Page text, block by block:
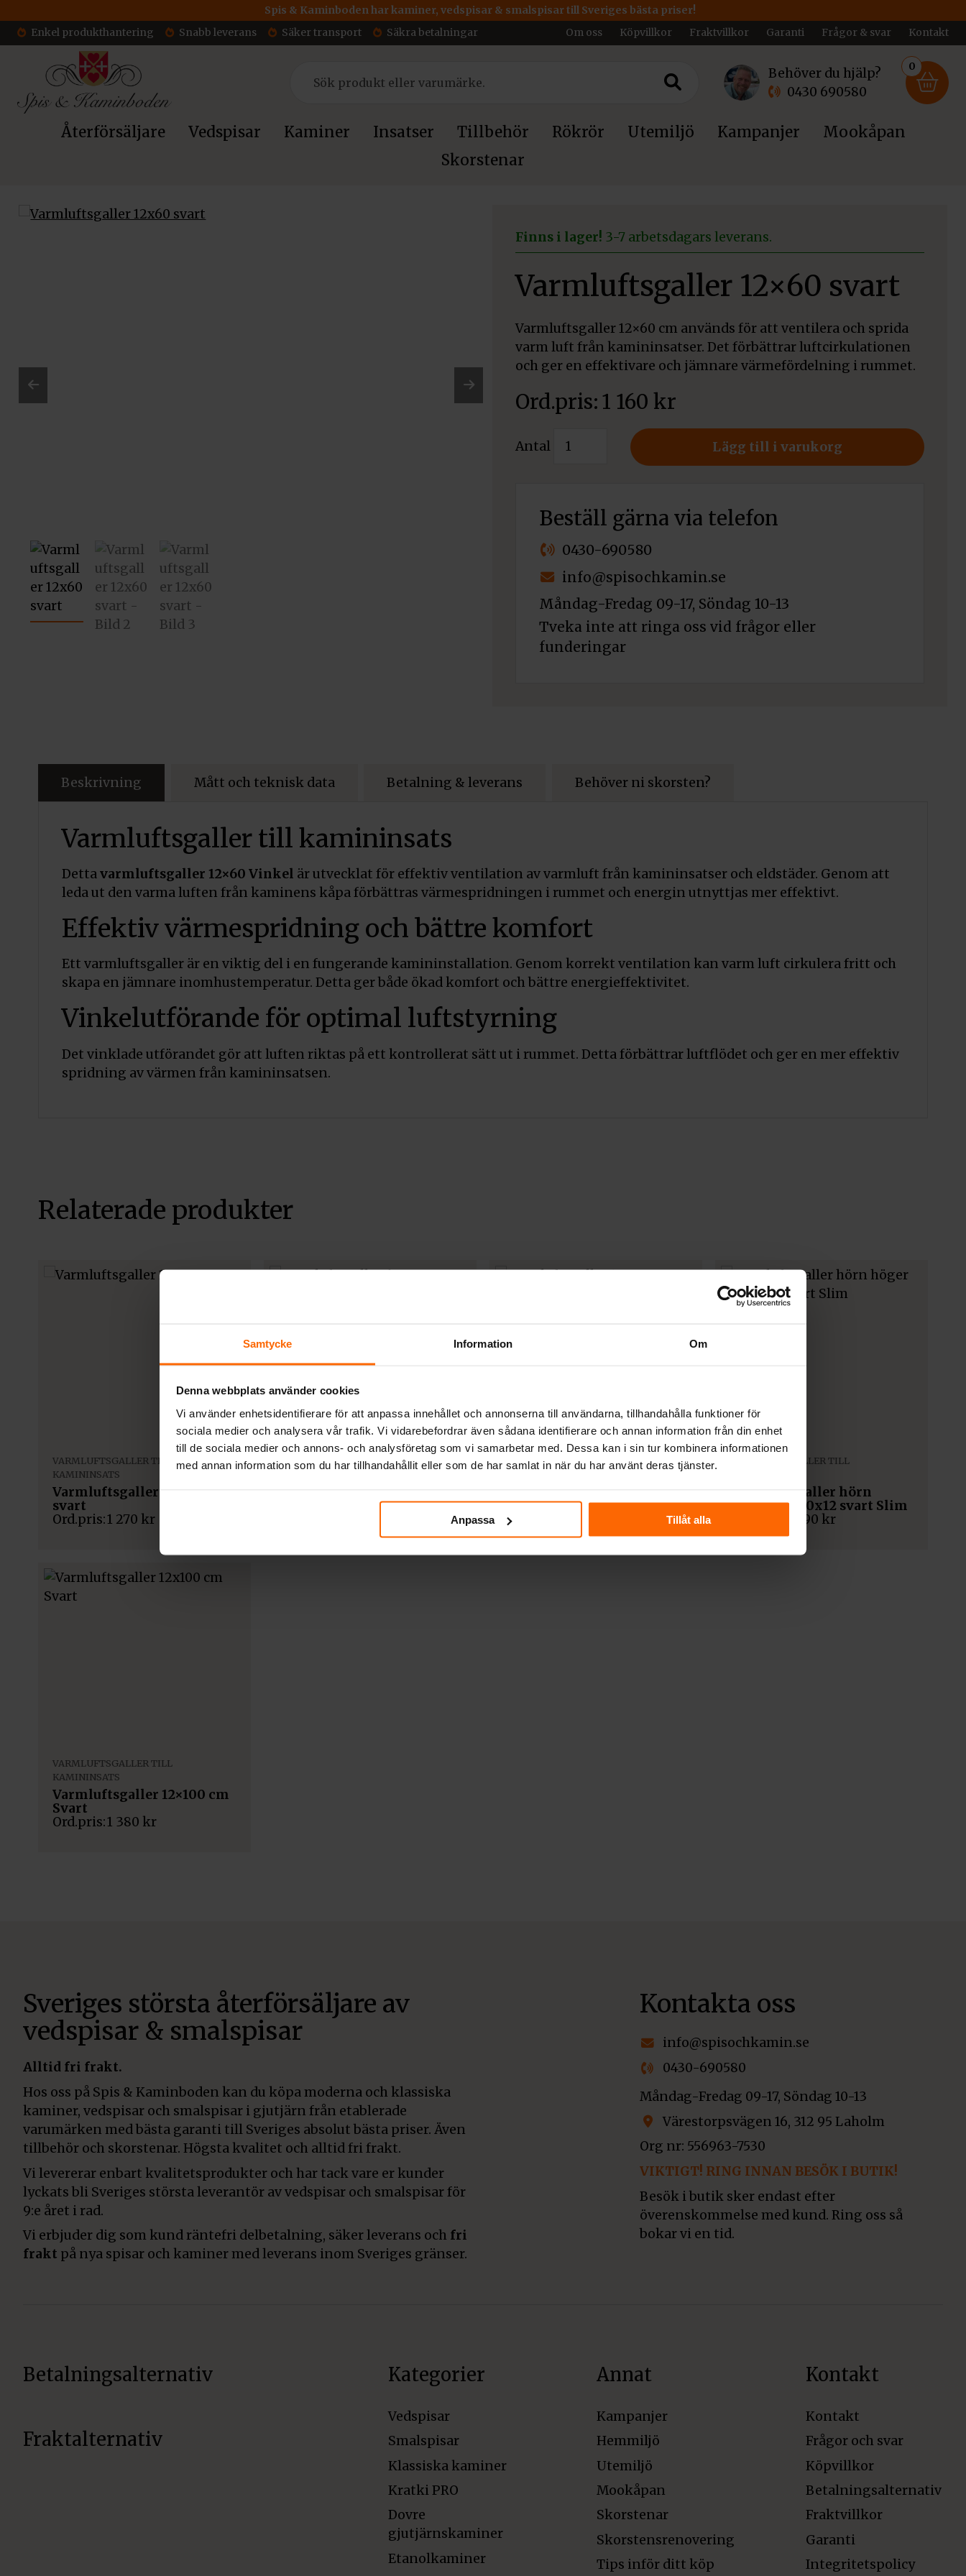
Samtycke Information Om
Denna webbplats använder cookies
Vi använder enhetsidentifierare för att anpassa innehållet och annonserna till användarna, tillhandahålla funktioner för
sociala medier och analysera vår trafik. Vi vidarebefordrar även sådana identifierare och annan information från din enhet
till de sociala medier och annons- och analysföretag som vi samarbetar med. Dessa kan i sin tur kombinera informationen
med annan information som du har tillhandahållit eller som de har samlat in när du har använt deras tjänster.
Anpassa Tillåt alla
Spis & Kaminboden har kaminer, vedspisar & smalspisar till Sveriges bästa priser!
Enkel produkthantering
Snabb leverans Säker transport Säkra betalningar Om oss Köpvillkor Fraktvillkor Garanti Frågor & svar Kontakt
Behöver du hjälp?
0430 690580
0
Återförsäljare Vedspisar Kaminer Insatser Tillbehör Rökrör Utemiljö Kampanjer
Mookåpan
Skorstenar
Finns i lager! 3-7 arbetsdagars leverans.
Varmluftsgaller 12×60 svart
Varmluftsgaller 12×60 cm används för att ventilera och sprida
varm luft från kamininsatser. Det förbättrar luftcirkulationen
och ger en effektivare och jämnare värmefördelning i rummet.
1 160 kr
Antal
Varmluftsgaller
12x60
Lägg till i varukorg
Beställ gärna via telefon
0430-690580
info@spisochkamin.se
Måndag-Fredag 09-17, Söndag 10-13
Tveka inte att ringa oss vid frågor eller
funderingar
Beskrivning Mått och teknisk data Betalning & leverans Behöver ni skorsten?
Varmluftsgaller till kamininsats
Dettavarmluftsgaller 12×60 Vinkel är utvecklat för effektiv ventilation av varmluft från kamininsatser och eldstäder. Genom att
leda ut den varma luften från kaminens kåpa förbättras värmespridningen i rummet och energin utnyttjas mer effektivt.
Effektiv värmespridning och bättre komfort
Ett varmluftsgaller är en viktig del i en fungerande kamininstallation. Genom korrekt ventilation kan varm luft cirkulera fritt och
skapa en jämnare inomhustemperatur. Detta ger både ökad komfort och bättre energieffektivitet.
Vinkelutförande för optimal luftstyrning
Det vinklade utförandet gör att luften riktas på ett kontrollerat sätt ut i rummet. Detta förbättrar luftflödet och ger en mer effektiv
spridning av värmen från kamininsatsen.
Relaterade produkter
VARMLUFTSGALLER TILL
KAMININSATS
Varmluftsgaller 12×80
svart
1 270 kr
VARMLUFTSGALLER TILL
Varmluftsgaller 6×20 cm
VARMLUFTSGALLER TILL
Svart Slim
1 020
VARMLUFTSGALLER TILL
Varmluftsgaller hörn
höger 40x60x12 svart Slim
2 290 kr
VARMLUFTSGALLER TILL
KAMININSATS
Varmluftsgaller 12×100 cm
Svart
1 380 kr
Sveriges största återförsäljare av
vedspisar & smalspisar
Alltid fri frakt.
Hos oss på Spis & Kaminboden kan du köpa moderna och klassiska
kaminer, vedspisar och smalspisar i gjutjärn från etablerade
varumärken med bästa garanti till Sveriges absolut bästa priser. Även
tillbehör och skorstenar. Högsta kvalitet och alltid fri frakt.
Vi levererar enbart kvalitetsprodukter och har tack vare er kunder
lyckats bli Sveriges största leverantör av vedspisar och smalspisar för
9:e året i rad.
Vi erbjuder dig som kund räntefri delbetalning, säker leverans och fri
frakt på nya spisar och kaminer med leverans inom Sveriges gränser.
Kontakta oss
info@spisochkamin.se
0430-690580
Måndag-Fredag 09-17, Söndag 10-13
Värestorpsvägen 16, 312 95 Laholm
Org nr: 556963-7530
VIKTIGT! RING INNAN BESÖK I BUTIK!
Besök i butik sker endast efter
överenskommelse med kund. Ring oss så
bokar vi en tid.
Betalningsalternativ
Fraktalternativ
Kategorier
Vedspisar
Smalspisar
Klassiska kaminer
Kratki PRO
Dovre
gjutjärnskaminer
Etanolkaminer
Annat
Kampanjer
Hemmiljö
Utemiljö
Mookåpan
Skorstenar
Skorstensrenovering
Tips inför ditt köp
Kontakt
Kontakt
Frågor och svar
Köpvillkor
Betalningsalternativ
Fraktvillkor
Garanti
Integritetspolicy